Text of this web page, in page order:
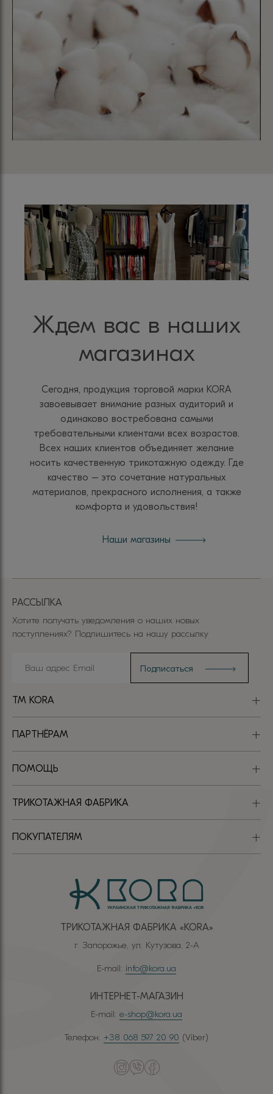
Ждем вас в наших
магазинах
Сегодня, продукция торговой марки KORA
завоевывает внимание разных аудиторий и
одинаково востребована самыми
требовательными клиентами всех возрастов.
Всех наших клиентов объединяет желание
носить качественную трикотажную одежду. Где
качество – это сочетание натуральных
материалов, прекрасного исполнения, а также
комфорта и удовольствия!
Наши магазины
ТРИКОТАЖНАЯ ФАБРИКА «КОRА»
г. Запорожье, ул. Кутузова, 2-А
E-mail: info@kora.ua
ИНТЕРНЕТ-МАГАЗИН
E-mail: e-shop@kora.ua
Телефон: +38 068 597 20 90 (Viber)
TM KORA
ПАРТНЁРАМ
ПОМОЩЬ
ТРИКОТАЖНАЯ ФАБРИКА
ПОКУПАТЕЛЯМ
РАССЫЛКА
Хотите получать уведомления о наших новых
поступлениях? Подпишитесь на нашу рассылку